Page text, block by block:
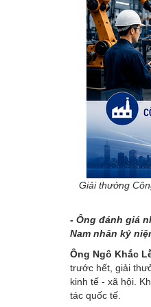
Giải thưởng
- Ông đánh giá
Nam nhân kỷ
Ông Ngô Khắc
trước hết, giải
kinh tế - xã hội.
tác quốc tế.